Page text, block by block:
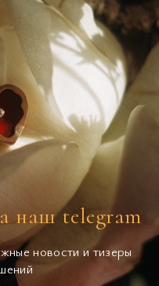
наш telegram
новости и тизеры